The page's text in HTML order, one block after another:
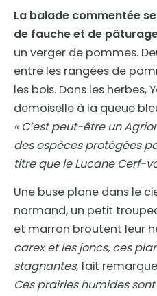
La balade commentée
de fauche et de
un verger de pommes.
entre les rangées de
les bois. Dans les herbes,
demoiselle à la queue
« C’est peut-être un
des espèces protégées
titre que le Lucane Cerf-
Une buse plane dans le
normand, un petit
et marron broutent leur
carex et les joncs, ces
stagnantes, fait
Ces prairies humides